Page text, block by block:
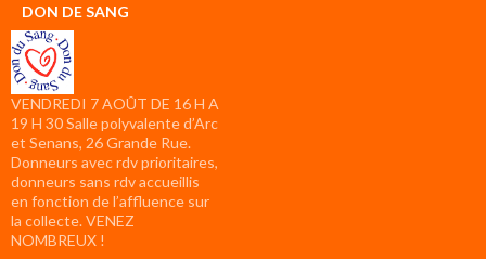
DON DE SANG
VENDREDI 7 AOÛT DE 16 H A
19 H 30 Salle polyvalente d’Arc
et Senans, 26 Grande Rue.
Donneurs avec rdv prioritaires,
donneurs sans rdv accueillis
en fonction de l’affluence sur
la collecte. VENEZ
NOMBREUX !